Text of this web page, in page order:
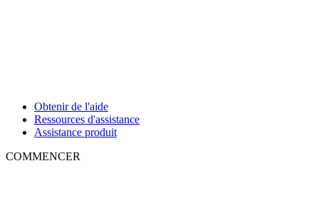
Obtenir de l'aide
Ressources d'assistance
Assistance produit
COMMENCER